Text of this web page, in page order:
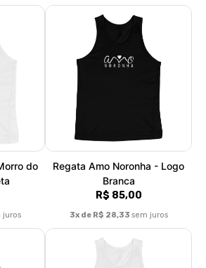
do
juros
Regata Amo Noronha - Logo
Branca
R$ 85,00
3x de R$ 28,33 sem juros